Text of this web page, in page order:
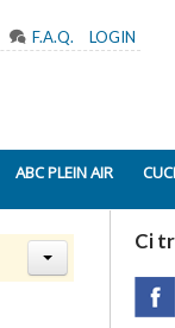
F.A.Q. LOGIN
ABC PLEIN AIR
Ci